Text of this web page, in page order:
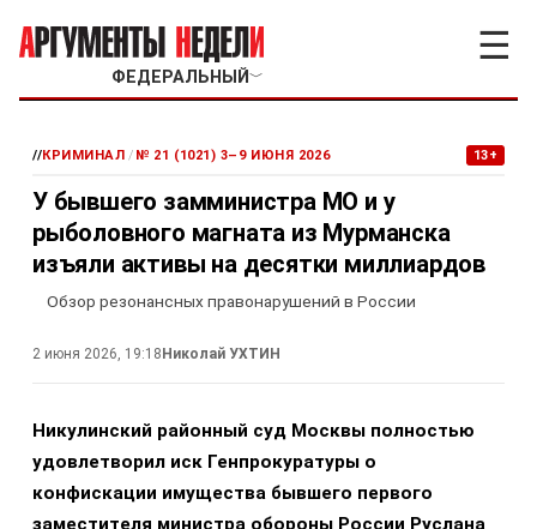
ФЕДЕРАЛЬНЫЙ ﹀
☰
//КРИМИНАЛ / № 21 (1021) 3–9 ИЮНЯ 2026 13+
У бывшего замминистра МО и у
рыболовного магната из Мурманска
изъяли активы на десятки миллиардов
Обзор резонансных правонарушений в России
2 июня 2026, 19:18 Николай УХТИН
Никулинский районный суд Москвы полностью
удовлетворил иск Генпрокуратуры о
конфискации имущества бывшего первого
заместителя министра обороны России Руслана